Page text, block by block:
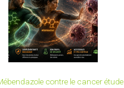
contre le cancer étude